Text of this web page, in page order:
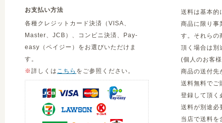
お支払い方法
各種クレジットカード決済（VISA、
Master、JCB）、コンビニ決済、Pay-
easy（ペイジー）をお選びいただけま
す。
※詳しくは こちら をご参照ください。
送料は基本的
商品に限り事
す。それらの
頂く場合は別
(個人のお客
商品の送付先
送料無料でご
登録して頂く
送料が別途必
当店で送料を